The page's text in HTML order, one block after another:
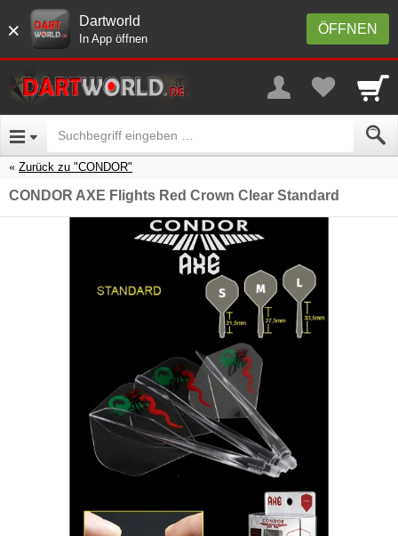
× ÖFFNEN
Dartworld
In App öffnen
Zurück zu "CONDOR"
CONDOR AXE Flights Red Crown Clear Standard